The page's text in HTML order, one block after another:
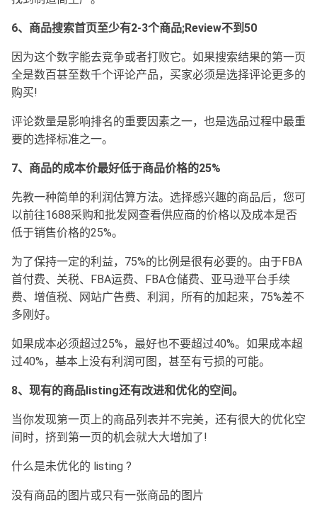
6、商品搜索首页至少有2-3个商品;Review不到50
因为这个数字能去竞争或者打败它。如果搜索结果的第一页
全是数百甚至数千个评论产品，买家必须是选择评论更多的
购买!
评论数量是影响排名的重要因素之一，也是选品过程中最重
要的选择标准之一。
7、商品的成本价最好低于商品价格的25%
先教一种简单的利润估算方法。选择感兴趣的商品后，您可
以前往1688采购和批发网查看供应商的价格以及成本是否
低于销售价格的25%。
为了保持一定的利益，75%的比例是很有必要的。由于FBA
首付费、关税、FBA运费、FBA仓储费、亚马逊平台手续
费、增值税、网站广告费、利润，所有的加起来，75%差不
多刚好。
如果成本必须超过25%，最好也不要超过40%。如果成本超
过40%，基本上没有利润可图，甚至有亏损的可能。
8、现有的商品listing还有改进和优化的空间。
当你发现第一页上的商品列表并不完美，还有很大的优化空
间时，挤到第一页的机会就大大增加了!
什么是未优化的 listing ?
没有商品的图片或只有一张商品的图片